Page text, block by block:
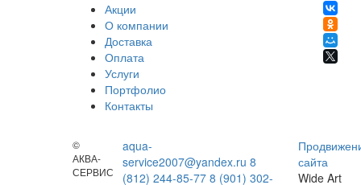
Акции
О компании
Доставка
Оплата
Услуги
Портфолио
Контакты
©
АКВА-
СЕРВИС
aqua-
service2007@yandex.ru 8
(812) 244-85-77 8 (901) 302-
сайта
Wide Art